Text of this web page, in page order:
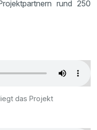
rund 250
das Projekt